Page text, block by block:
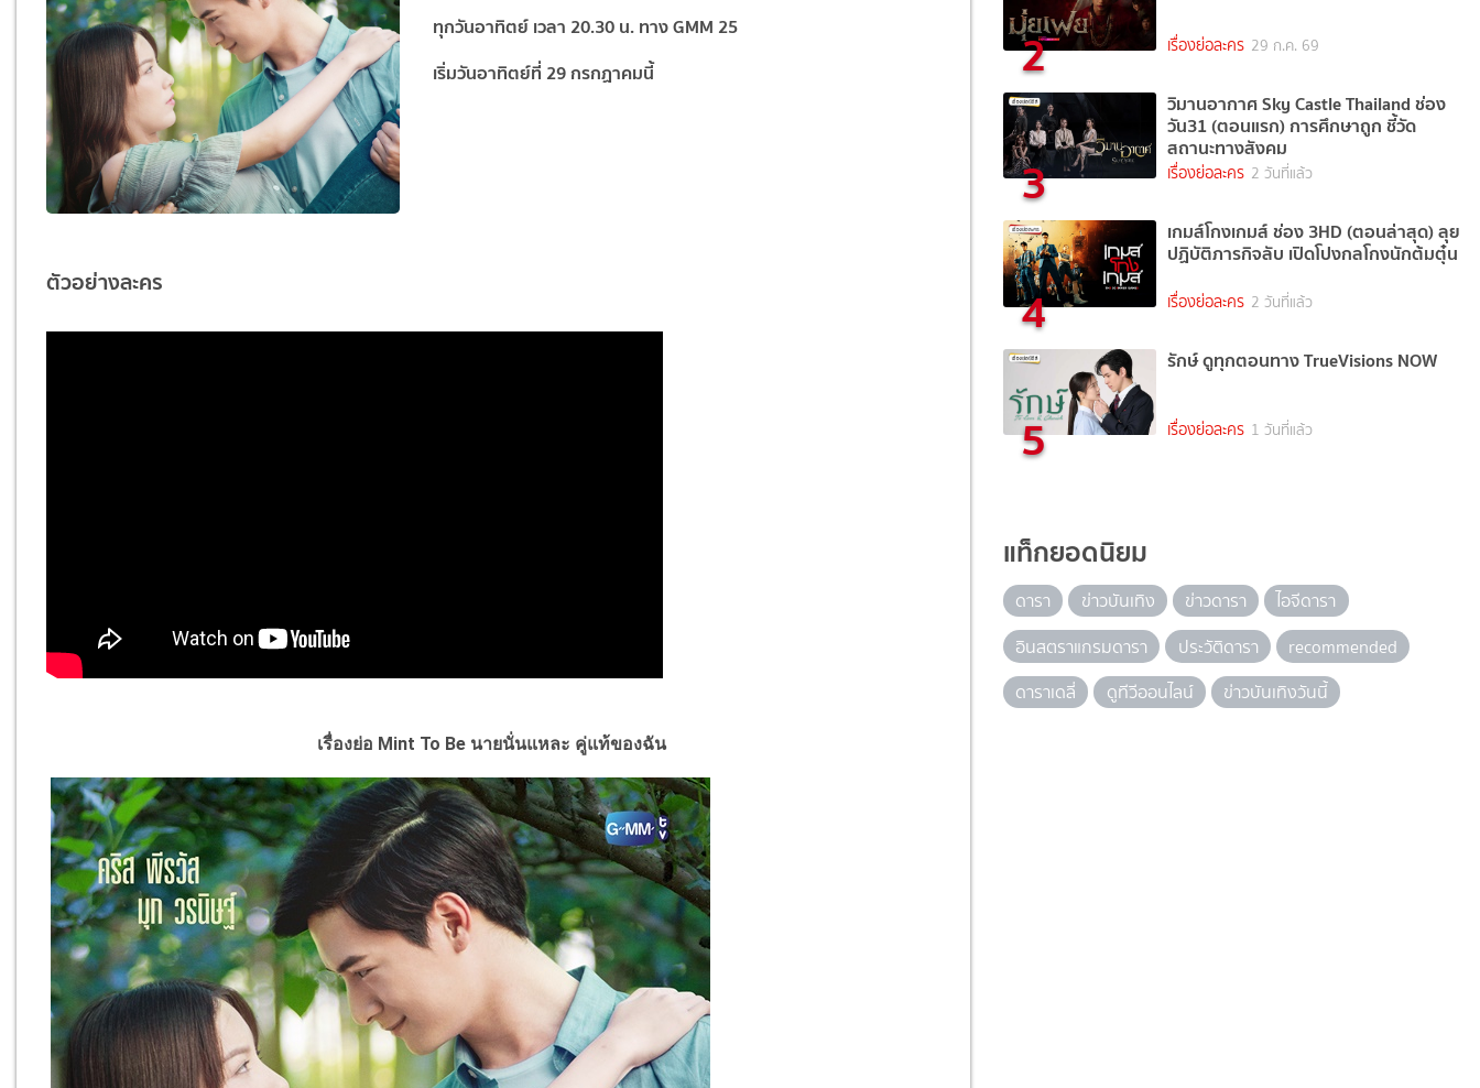
ทุกวันอาทิตย์ เวลา 20.30 น. ทาง GMM 25
เริ่มวันอาทิตย์ที่ 29 กรกฏาคมนี้
ตัวอย่างละคร
เรื่องย่อ Mint To Be นายนั่นแหละ คู่แท้ของฉัน
2 เรื่องย่อละคร 29 ก.ค. 69
3
วิมานอากาศ Sky Castle Thailand ช่อง
วัน31 (ตอนแรก) การศึกษาถูก ชี้วัด
สถานะทางสังคม
เรื่องย่อละคร 2 วันที่แล้ว
4
เกมส์โกงเกมส์ ช่อง 3HD (ตอนล่าสุด) ลุย
ปฏิบัติภารกิจลับ เปิดโปงกลโกงนักต้มตุ๋น
เรื่องย่อละคร 2 วันที่แล้ว
5
รักษ์ ดูทุกตอนทาง TrueVisions NOW
เรื่องย่อละคร 1 วันที่แล้ว
แท็กยอดนิยม
ดารา ข่าวบันเทิง ข่าวดารา
ไอจีดารา
อินสตราแกรมดารา
ประวัติดารา
recommended
ดาราเดลี่
ดูทีวีออนไลน์ ข่าวบันเทิงวันนี้